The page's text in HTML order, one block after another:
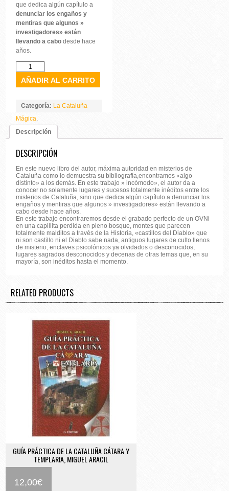
que dedica algún capítulo a
denunciar los engaños y
mentiras que algunos »
investigadores» están
llevando a cabo desde hace
años.
FICHERO
INCÓMODO
DE
LA
MISTERIOSA
cantidad
AÑADIR AL CARRITO
Categoría: La Cataluña
Mágica.
Descripción
DESCRIPCIÓN
En este nuevo libro del autor, máxima autoridad en misterios de
Cataluña como lo demuestra su bibliografía,encontramos «algo
distinto» a los demás. En este trabajo » incómodo», el autor da a
conocer no solamente lugares y sucesos totalmente inéditos entre los
misterios de Cataluña, sino que dedica algún capítulo a denunciar los
engaños y mentiras que algunos » investigadores» están llevando a
cabo desde hace años.
En este trabajo encontraremos desde el grabado perfecto de un OVNi
en una capillita perdida en pleno bosque, montes que parecen
totalmente malditos a través de la Historia, «castillos del Diablo» que
ni son castillo ni el Diablo sabe nada, antiguos lugares de culto llenos
de misterio, enclaves psicofónicos ya olvidados o desconocidos,
lugares sagrados desconocidos y decenas de otras temas que, en su
mayoría, son inéditos hasta el momento.
RELATED PRODUCTS
GUÍA PRÁCTICA DE LA CATALUÑA CÁTARA Y
TEMPLARIA, MIGUEL ARACIL
12,00€